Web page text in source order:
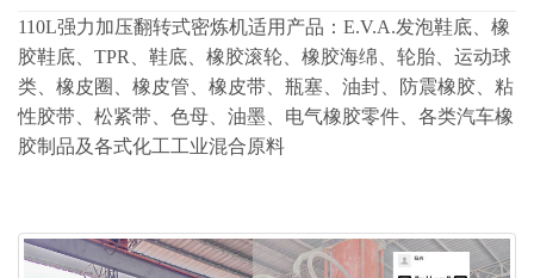
110L强力加压翻转式密炼机适用产品：E.V.A.发泡鞋底、橡
胶鞋底、TPR、鞋底、橡胶滚轮、橡胶海绵、轮胎、运动球
类、橡皮圈、橡皮管、橡皮带、瓶塞、油封、防震橡胶、粘
性胶带、松紧带、色母、油墨、电气橡胶零件、各类汽车橡
胶制品及各式化工工业混合原料